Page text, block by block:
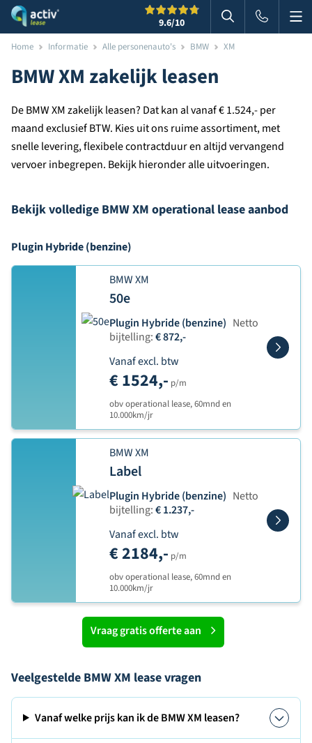
9.6/10 Zoeken in
Home Informatie Alle personenauto's BMW XM
BMW XM zakelijk leasen
De BMW XM zakelijk leasen? Dat kan al vanaf € 1.524,- per
maand exclusief BTW. Kies uit ons ruime assortiment, met
snelle levering, flexibele contractduur en altijd vervangend
vervoer inbegrepen. Bekijk hieronder alle uitvoeringen.
Bekijk volledige BMW XM operational lease aanbod
Plugin Hybride (benzine)
BMW XM
50e
Plugin Hybride (benzine) Netto
bijtelling:€ 872,-
Vanaf excl. btw
€ 1524,- p/m
obv operational lease, 60mnd en
10.000km/jr
BMW XM
Label
Plugin Hybride (benzine) Netto
bijtelling:€ 1.237,-
Vanaf excl. btw
€ 2184,- p/m
obv operational lease, 60mnd en
10.000km/jr
Vraag gratis offerte aan
Veelgestelde BMW XM lease vragen
Vanaf welke prijs kan ik de BMW XM leasen?